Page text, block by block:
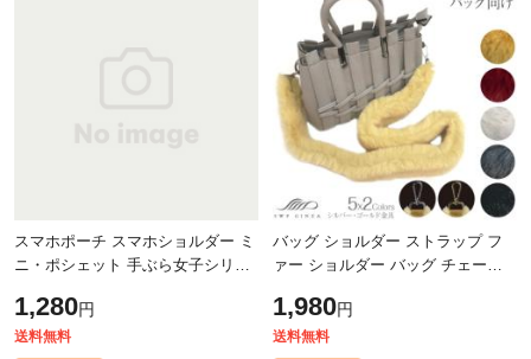
スマホポーチ スマホショルダー ミ
ニ・ポシェット 手ぶら女子シリー
SP-F | ミニ ポシェット ポーチ ス
マホ
1,280円
送料無料
バッグ ショルダー ストラップ フ
ァー ショルダー バッグ チェーン
ベルト 7COLOR FSS-BG 翌日配達
送
1,980円
送料無料